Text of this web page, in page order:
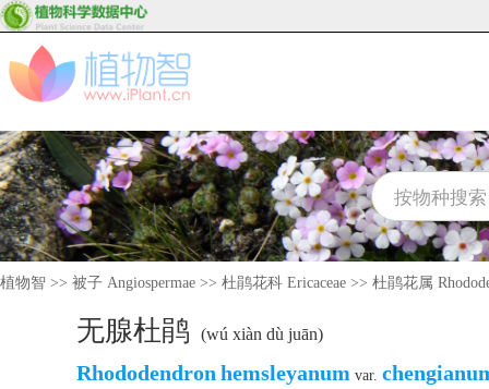
植物智 >> 被子 Angiospermae >> 杜鹃花科 Ericaceae >> 杜鹃花属
无腺杜鹃 (wú xiàn dù juān)
Rhododendron hemsleyanum var.